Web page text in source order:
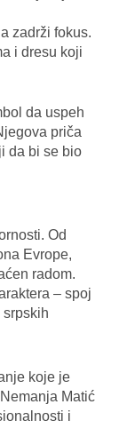
zadrži fokus.
i dresu koji
da uspeh
priča
da bi se bio
Od
Evrope,
radom.
– spoj
koje je
Matić
i